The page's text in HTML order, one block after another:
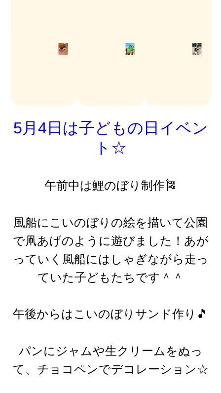
5月4日は子どもの日イベン
ト☆
午前中は鯉のぼり制作🎏
風船にこいのぼりの絵を描いて公園
で凧あげのように遊びました！あが
っていく風船にはしゃぎながら走っ
ていた子どもたちです＾＾
午後からはこいのぼりサンド作り🎵
パンにジャムや生クリームをぬっ
て、チョコペンでデコレーション☆